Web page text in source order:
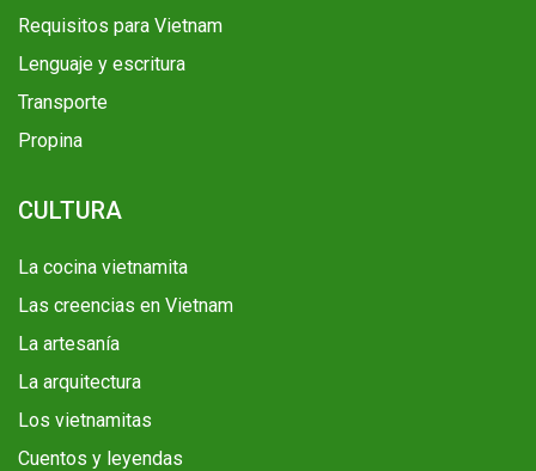
Requisitos para Vietnam
Lenguaje y escritura
Transporte
Propina
CULTURA
La cocina vietnamita
Las creencias en Vietnam
La artesanía
La arquitectura
Los vietnamitas
Cuentos y leyendas